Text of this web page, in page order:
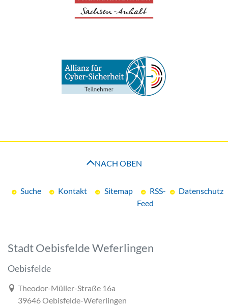
Suche Kontakt Sitemap
RSS-
Feed
Datenschutz
NACH OBEN
Stadt Oebisfelde Weferlingen
Oebisfelde
Link zur Google-Maps Navigation
Theodor-Müller-Straße 16a
39646 Oebisfelde-Weferlingen